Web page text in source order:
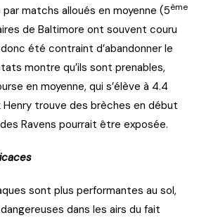
matchs alloués en moyenne (5ème
de Baltimore ont souvent couru
été contraint d’abandonner le
montre qu’ils sont prenables,
en moyenne, qui s’élève à 4.4
Henry trouve des brèches en début
Ravens pourrait être exposée.
sont plus performantes au sol,
dans les airs du fait